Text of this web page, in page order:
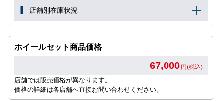
店舗別在庫状況
ホイールセット商品価格
67,000 円(税込)
店舗では販売価格が異なります。
価格の詳細は各店舗へ直接お問い合わせください。